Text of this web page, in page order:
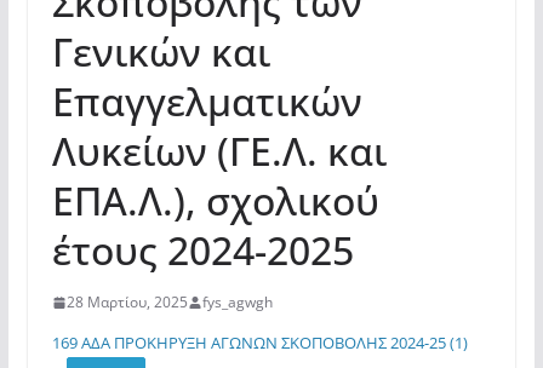
Γενικών και
Επαγγελματικών
Λυκείων (ΓΕ.Λ. και
ΕΠΑ.Λ.), σχολικού
έτους 2024-2025
28 Μαρτίου, 2025 fys_agwgh
169 ΑΔΑ ΠΡΟΚΗΡΥΞΗ ΑΓΩΝΩΝ ΣΚΟΠΟΒΟΛΗΣ 2024-25 (1)